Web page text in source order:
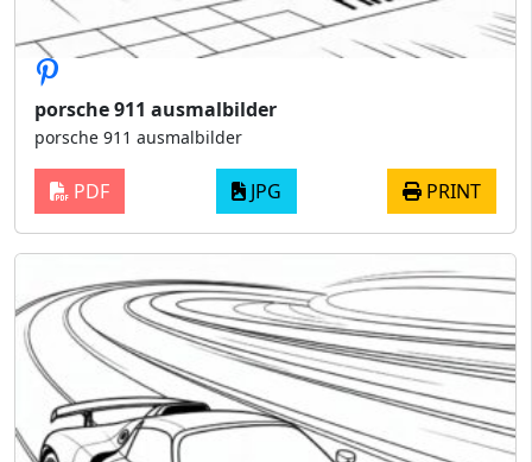
porsche 911 ausmalbilder
porsche 911 ausmalbilder
PDF JPG PRINT